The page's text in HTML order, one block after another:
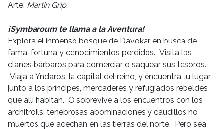
Arte: Martin Grip.
¡Symbaroum te llama a la Aventura!
Explora el inmenso bosque de Davokar en busca de
fama, fortuna y conocimientos perdidos. Visita los
clanes bárbaros para comerciar o saquear sus tesoros.
Viaja a Yndaros, la capital del reino, y encuentra tu lugar
junto a los príncipes, mercaderes y refugiados rebeldes
que allí habitan. O sobrevive a los encuentros con los
architrolls, tenebrosas abominaciones y caudillos no
muertos que acechan en las tierras del norte. Pero sea